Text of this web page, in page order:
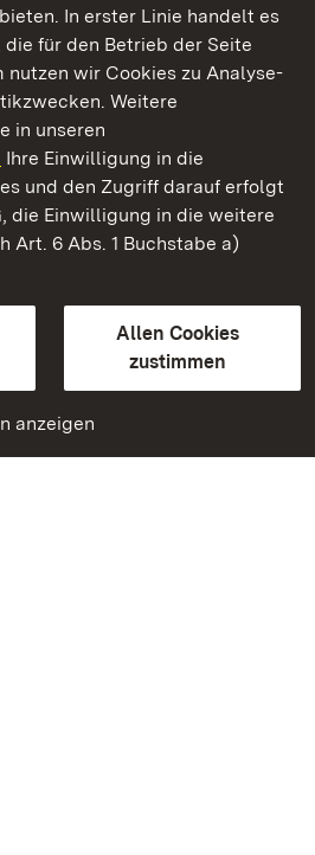
In erster Linie handelt es
für den Betrieb der Seite
nutzen wir Cookies zu Analyse-
Weitere
in unseren
Ihre Einwilligung in die
und den Zugriff darauf erfolgt
die Einwilligung in die weitere
Art. 6 Abs. 1 Buchstabe a)
Allen Cookies
zustimmen
anzeigen
Baden‑Württemberg
Gärten Baden-Württemberg
Sprache